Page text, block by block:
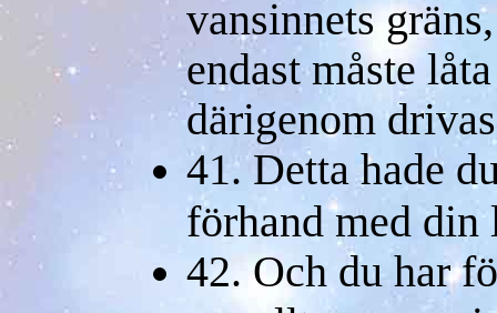
vansinnets
endast måste
därigenom
41. Detta hade
förhand med din
42. Och du har